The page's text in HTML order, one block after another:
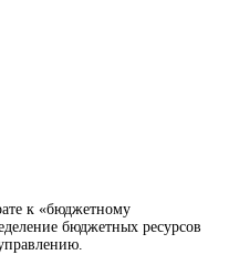
к «бюджетному
бюджетных ресурсов